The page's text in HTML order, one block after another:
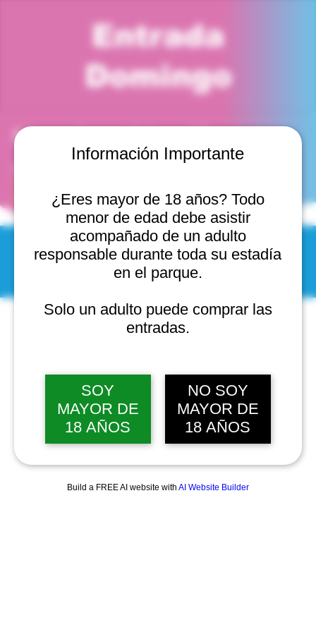
Información Importante
¿Eres mayor de 18 años? Todo
menor de edad debe asistir
acompañado de un adulto
responsable durante toda su estadía
en el parque.
Solo un adulto puede comprar las
entradas.
SOY
MAYOR DE
18 AÑOS
NO SOY
MAYOR DE
18 AÑOS
Build a FREE AI website with AI Website Builder
Entrada
Domingo
Horario y ubicación
del Mar, Valparaíso, Chile